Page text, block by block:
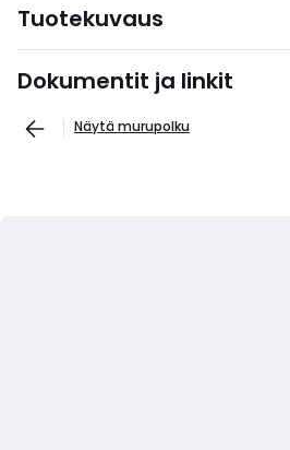
Tuotekuvaus
Dokumentit ja linkit
Näytä murupolku